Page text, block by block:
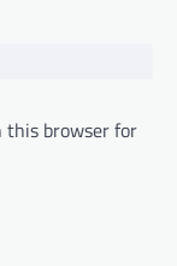
this browser for